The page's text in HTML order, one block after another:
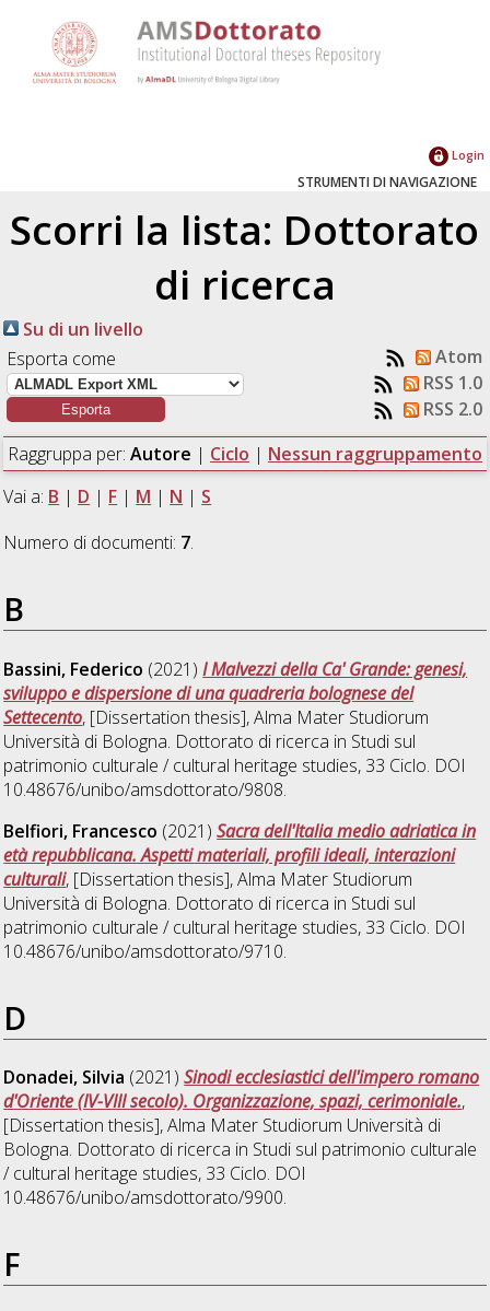
Login
STRUMENTI DI NAVIGAZIONE
Scorri la lista: Dottorato
di ricerca
Su di un livello
Esporta come
Atom
RSS 1.0
RSS 2.0
Raggruppa per: Autore | Ciclo | Nessun raggruppamento
Vai a: B | D | F | M | N | S
Numero di documenti: 7.
B
Bassini, Federico (2021)I Malvezzi della Ca' Grande: genesi,
sviluppo e dispersione di una quadreria bolognese del
Settecento, [Dissertation thesis], Alma Mater Studiorum
Università di Bologna. Dottorato di ricerca in Studi sul
patrimonio culturale / cultural heritage studies, 33 Ciclo. DOI
10.48676/unibo/amsdottorato/9808.
Belfiori, Francesco (2021)Sacra dell'Italia medio adriatica in
età repubblicana. Aspetti materiali, profili ideali, interazioni
culturali, [Dissertation thesis], Alma Mater Studiorum
Università di Bologna. Dottorato di ricerca in Studi sul
patrimonio culturale / cultural heritage studies, 33 Ciclo. DOI
10.48676/unibo/amsdottorato/9710.
D
Donadei, Silvia (2021)Sinodi ecclesiastici dell'impero romano
d'Oriente (IV-VIII secolo). Organizzazione, spazi, cerimoniale.,
[Dissertation thesis], Alma Mater Studiorum Università di
Bologna. Dottorato di ricerca in Studi sul patrimonio culturale
/ cultural heritage studies, 33 Ciclo. DOI
10.48676/unibo/amsdottorato/9900.
F